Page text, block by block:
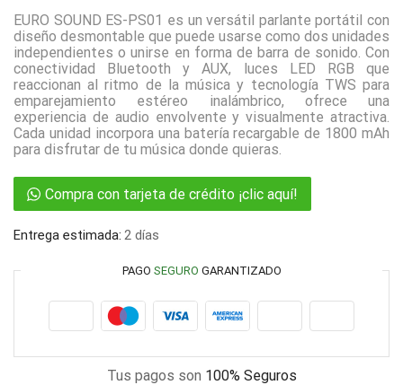
EURO SOUND ES-PS01 es un versátil parlante portátil con
diseño desmontable que puede usarse como dos unidades
independientes o unirse en forma de barra de sonido. Con
conectividad Bluetooth y AUX, luces LED RGB que
reaccionan al ritmo de la música y tecnología TWS para
emparejamiento estéreo inalámbrico, ofrece una
experiencia de audio envolvente y visualmente atractiva.
Cada unidad incorpora una batería recargable de 1800 mAh
para disfrutar de tu música donde quieras.
Compra con tarjeta de crédito ¡clic aquí!
Entrega estimada: 2 días
PAGO SEGURO GARANTIZADO
Tus pagos son 100% Seguros